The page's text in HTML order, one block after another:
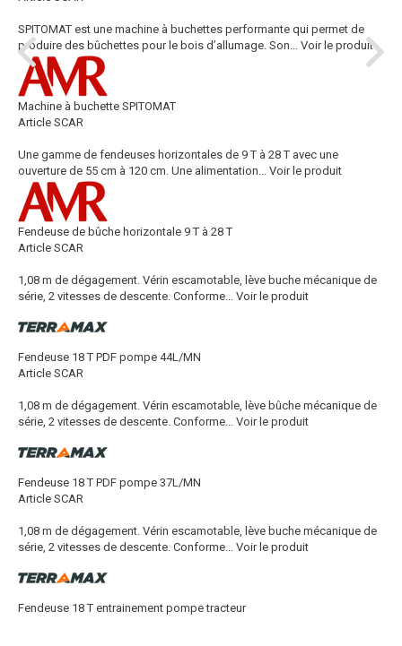
SPITOMAT est une machine à buchettes performante qui permet de
produire des bûchettes pour le bois d’allumage. Son...
Voir le produit
Machine à buchette SPITOMAT
Article SCAR
Une gamme de fendeuses horizontales de 9 T à 28 T avec une
ouverture de 55 cm à 120 cm. Une alimentation...
Voir le produit
Fendeuse de bûche horizontale 9 T à 28 T
Article SCAR
1,08 m de dégagement. Vérin escamotable, lève buche mécanique de
série, 2 vitesses de descente. Conforme...
Voir le produit
Fendeuse 18 T PDF pompe 44L/MN
Article SCAR
1,08 m de dégagement. Vérin escamotable, lève bûche mécanique de
série, 2 vitesses de descente. Conforme...
Voir le produit
Fendeuse 18 T PDF pompe 37L/MN
Article SCAR
1,08 m de dégagement. Vérin escamotable, lève buche mécanique de
série, 2 vitesses de descente. Conforme...
Voir le produit
Fendeuse 18 T entrainement pompe tracteur